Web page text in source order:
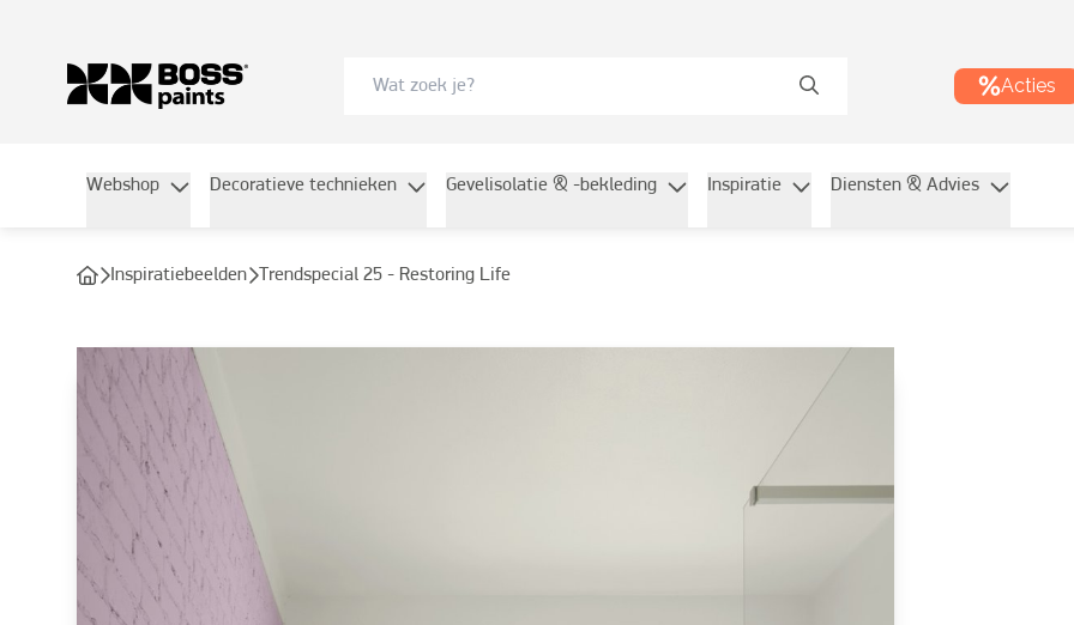
Acties
Webshop Decoratieve technieken Gevelisolatie & -bekleding Inspiratie Diensten & Advies
Inspiratiebeelden Trendspecial 25 - Restoring Life